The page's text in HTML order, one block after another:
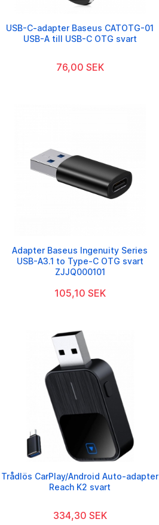
USB-C-adapter Baseus CATOTG-01
USB-A till USB-C OTG svart
76,00 SEK
Adapter Baseus Ingenuity Series
USB-A3.1 to Type-C OTG svart
ZJJQ000101
105,10 SEK
Trådlös CarPlay/Android Auto-adapter
Reach K2 svart
334,30 SEK